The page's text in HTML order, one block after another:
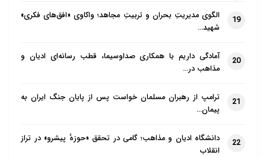
19
الگوی مدیریتِ بحران و تربیتِ مجاهد؛ واکاوی «افق‌های فکری»
شهید…
20
آمادگی داریم با همکاری صداوسیما، قطب رسانه‌ای ادیان و
مذاهب در…
21
ترامپ از رهبران مسلمان خواست پس از پایان جنگ ایران به
پیمان…
22
دانشگاه ادیان و مذاهب؛ گامی در تحقق «حوزهٔ پیشرو» در تراز
انقلاب